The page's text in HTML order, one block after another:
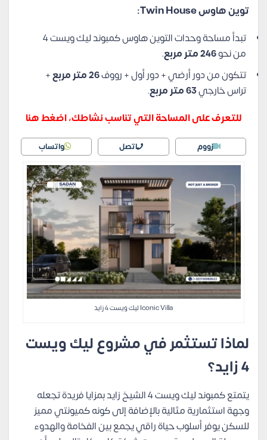
توين هاوس Twin House:
تبدأ مساحة وحدات التوين هاوس كمبوند ليك ويست 4
من نحو246 متر مربع
.
تتكون من دور أرضي + دور أول + رووف26 متر مربع
+
تراس خارجي63 متر مربع
.
للتعرف على المساحة التي تناسب نشاطك، اضغط هنا
زووم اتصل واتساب
Iconic Villa ليك ويست 4 زايد
لماذا تستثمر في مشروع ليك ويست
4 زايد؟
يتمتع كمبوند ليك ويست 4 الشيخ زايد بمزايا فريدة تجعله
وجهة استثمارية مثالية بالإضافة إلى كونه كميونتي مميز
للسكن يوفر أسلوب حياة راقي يجمع بين الفخامة والهدوء